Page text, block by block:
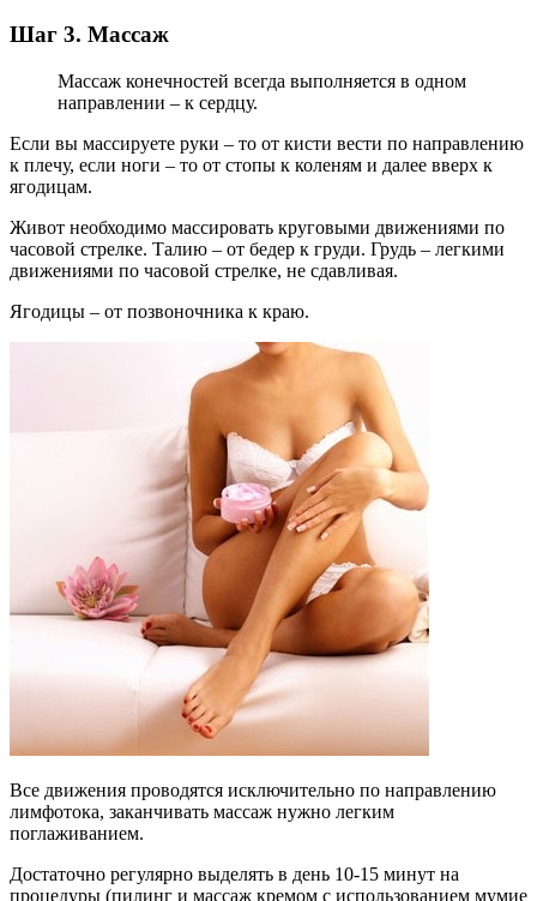
Шаг 3. Массаж
Массаж конечностей всегда выполняется в одном
направлении – к сердцу.
Если вы массируете руки – то от кисти вести по направлению
к плечу, если ноги – то от стопы к коленям и далее вверх к
ягодицам.
Живот необходимо массировать круговыми движениями по
часовой стрелке. Талию – от бедер к груди. Грудь – легкими
движениями по часовой стрелке, не сдавливая.
Ягодицы – от позвоночника к краю.
Все движения проводятся исключительно по направлению
лимфотока, заканчивать массаж нужно легким
поглаживанием.
Достаточно регулярно выделять в день 10-15 минут на
процедуры (пилинг и массаж кремом с использованием мумие